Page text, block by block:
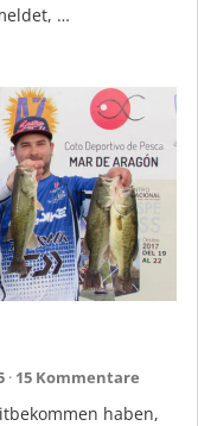
…
15 Kommentare
haben,